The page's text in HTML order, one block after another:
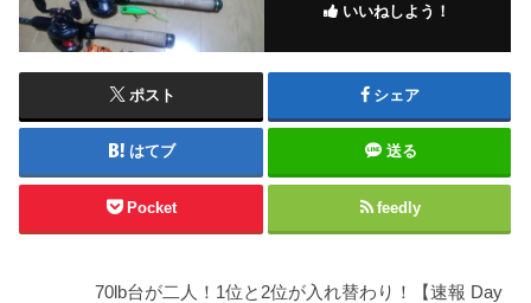
いいねしよう！
ポスト シェア
はてブ 送る
Pocket feedly
70lb台が二人！1位と2位が入れ替わり！【速報 Day